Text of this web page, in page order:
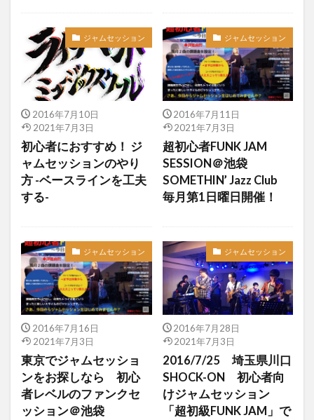
ジャムセッション
2016年7月10日
2021年7月3日
初心者におすすめ！ ジ
ャムセッションのやり
方 -ベースラインを工夫
する-
ジャムセッション
2016年7月11日
2021年7月3日
超初心者FUNK JAM
SESSION＠池袋
SOMETHIN’ Jazz Club
毎月第1日曜日開催！
ジャムセッション
2016年7月16日
2021年7月3日
東京でジャムセッショ
ンをお探しなら 初心
者レベルのファンクセ
ッション＠池袋
ジャムセッション
2016年7月28日
2021年7月3日
2016/7/25 埼玉県川口
SHOCK-ON 初心者向
けジャムセッション
「超初級FUNK JAM」で